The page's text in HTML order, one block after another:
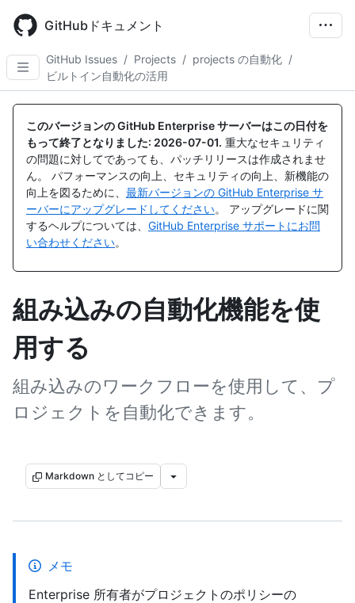
main
content
GitHubドキュメント
GitHub Issues / Projects / projects の自動化 /
ビルトイン自動化の活用
このバージョンの GitHub Enterprise サーバーはこの日付を
もって終了となりました: 2026-07-01. 重大なセキュリティ
の問題に対してであっても、パッチリリースは作成されませ
ん。 パフォーマンスの向上、セキュリティの向上、新機能の
向上を図るために、 最新バージョンの GitHub Enterprise サ
ーバーにアップグレードしてください。 アップグレードに関
するヘルプについては、 GitHub Enterprise サポートにお問
い合わせください。
組み込みの自動化機能を使
用する
組み込みのワークフローを使用して、プ
ロジェクトを自動化できます。
Markdown としてコピー
メモ
Enterprise 所有者がプロジェクトのポリシーの